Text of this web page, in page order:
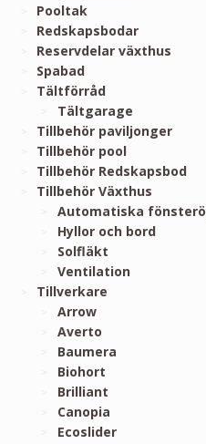
Pooltak
Redskapsbodar
Reservdelar växthus
Spabad
Tältförråd
Tältgarage
Tillbehör paviljonger
Tillbehör pool
Tillbehör Redskapsbod
Tillbehör Växthus
Automatiska
Hyllor och bord
Solfläkt
Ventilation
Tillverkare
Arrow
Averto
Baumera
Biohort
Brilliant
Canopia
Ecoslider